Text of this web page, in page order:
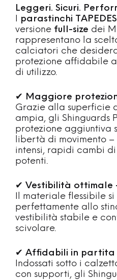
Leggeri. Sicuri.
I parastinchi
versione full-size dei
rappresentano la
calciatori che
protezione affidabile
di utilizzo.
✔ Maggiore
Grazie alla superficie
ampia, gli Shinguards
protezione aggiuntiva
libertà di movimento
intensi, rapidi cambi
potenti.
✔ Vestibilità ottimale
Il materiale flessibile
perfettamente allo
vestibilità stabile e
scivolare.
✔ Affidabili in partita
Indossati sotto i
con supporti, gli